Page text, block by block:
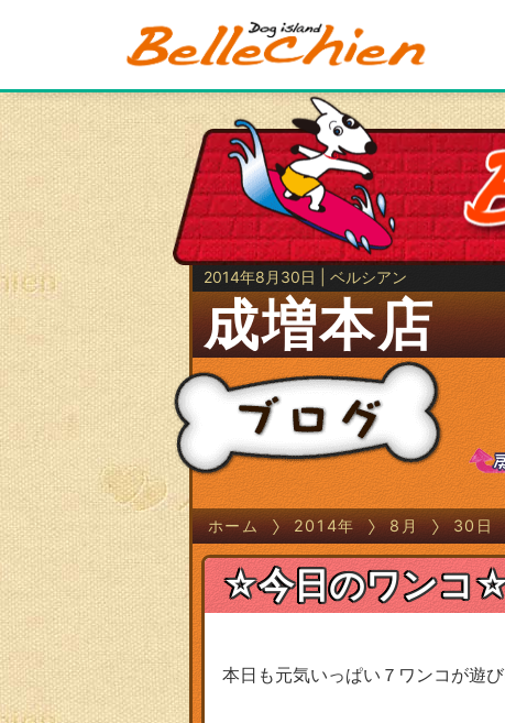
2014年8月30日 | ベルシアン
成増本店
ホーム 2014年 8月 30日
☆今日のワンコ
本日も元気いっぱい７ワンコが遊